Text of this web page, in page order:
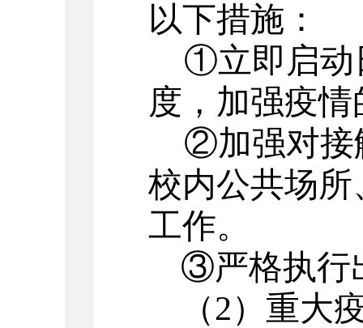
以下措施：
①立即启动
度，加强疫
②加强对接
校内公共场
工作。
③严格执行
（2）重大